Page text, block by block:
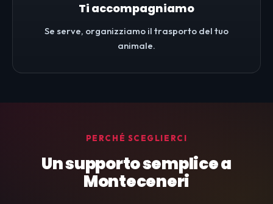
Ti accompagniamo
Se serve, organizziamo il trasporto del tuo
animale.
PERCHÉ SCEGLIERCI
Un supporto semplice a
Monteceneri